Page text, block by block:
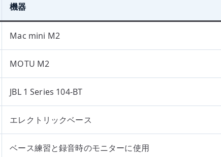
機器
Mac mini M2
MOTU M2
JBL 1 Series 104-BT
エレクトリックベース
ベース練習と録音時のモニターに使用